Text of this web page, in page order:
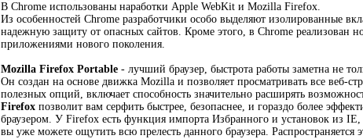
В Chrome использованы наработки Apple WebKit и Mozilla Firefox.
Из особенностей Chrome разработчики особо выделяют изолированные
надежную защиту от опасных сайтов. Кроме этого, в Chrome реализован
приложениями нового поколения.
Mozilla Firefox Portable - лучший браузер, быстрота работы заметна не
Он создан на основе движка Mozilla и позволяет просматривать все веб-
полезных опций, включает способность значительно расширять
Firefox позволит вам серфить быстрее, безопаснее, и гораздо более
браузером. У Firefox есть функция импорта Избранного и установок из IE,
вы уже можете ощутить всю прелесть данного браузера. Распространяется